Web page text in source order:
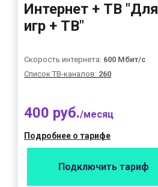
Интернет + ТВ "Для
игр + ТВ"
Скорость интернета: 600 Мбит/с
Список ТВ-каналов: 260
400 руб./месяц
Подробнее о тарифе
Подключить тариф